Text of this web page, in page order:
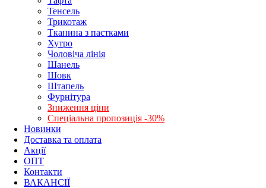
Тенсель
Трикотаж
Тканина з паєтками
Хутро
Чоловіча лінія
Шанель
Шовк
Штапель
Фурнітура
Зниження ціни
Спеціальна пропозиція -30%
Новинки
Доставка та оплата
Акції
ОПТ
Контакти
ВАКАНСІЇ